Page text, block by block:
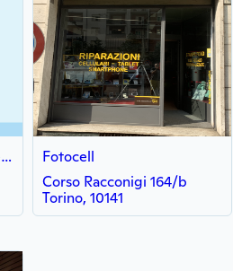
Centro estetico Aria di Benessere di D'aria Michela
Fotocell
Corso Racconigi 164/b
Torino, 10141